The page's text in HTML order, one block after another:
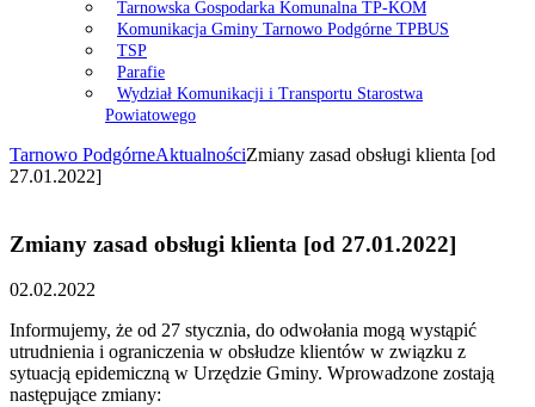
Tarnowska Gospodarka Komunalna TP-KOM
Komunikacja Gminy Tarnowo Podgórne TPBUS
TSP
Parafie
Wydział Komunikacji i Transportu Starostwa
Powiatowego
Tarnowo PodgórneAktualnościZmiany zasad obsługi klienta [od
27.01.2022]
Zmiany zasad obsługi klienta [od 27.01.2022]
02.02.2022
Informujemy, że od 27 stycznia, do odwołania mogą wystąpić
utrudnienia i ograniczenia w obsłudze klientów w związku z
sytuacją epidemiczną w Urzędzie Gminy. Wprowadzone zostają
następujące zmiany: